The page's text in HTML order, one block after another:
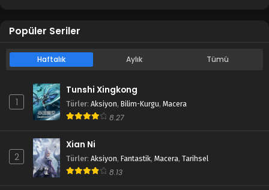
Popüler Seriler
Haftalık Aylık Tümü
1
Tunshi Xingkong
Türler: Aksiyon, Bilim-Kurgu, Macera
8.27
2
Xian Ni
Türler: Aksiyon, Fantastik, Macera, Tarihsel
8.13